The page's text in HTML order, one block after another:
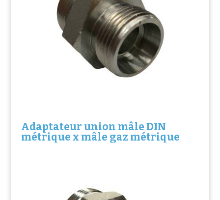
Adaptateur union mâle DIN
métrique x mâle gaz métrique